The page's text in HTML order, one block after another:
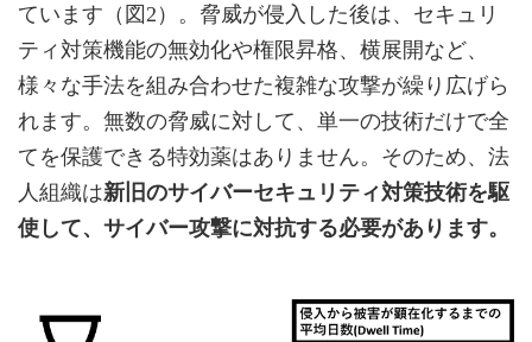
ています（図2）。脅威が侵入した後は、セキュリ
ティ対策機能の無効化や権限昇格、横展開など、
様々な手法を組み合わせた複雑な攻撃が繰り広げら
れます。無数の脅威に対して、単一の技術だけで全
てを保護できる特効薬はありません。そのため、法
人組織は新旧のサイバーセキュリティ対策技術を駆
使して、サイバー攻撃に対抗する必要があります。